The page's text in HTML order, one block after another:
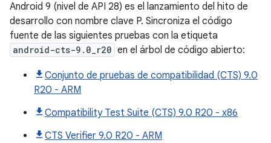
Android 9 (nivel de API 28) es el lanzamiento del hito de
desarrollo con nombre clave P. Sincroniza el código
fuente de las siguientes pruebas con la etiqueta
android-cts-9.0_r20 en el árbol de código abierto:
Conjunto de pruebas de compatibilidad (CTS) 9.0
R20 - ARM
Compatibility Test Suite (CTS) 9.0 R20 - x86
CTS Verifier 9.0 R20 - ARM